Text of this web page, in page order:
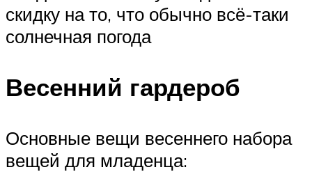
скидку на то, что обычно всё-таки
солнечная погода
Весенний гардероб
Основные вещи весеннего набора
вещей для младенца: